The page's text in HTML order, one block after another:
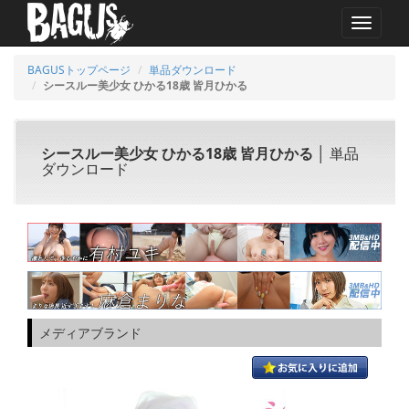
MENU
BAGUSトップページ
単品ダウンロード
シースルー美少女 ひかる18歳 皆月ひかる
シースルー美少女 ひかる18歳 皆月ひかる │ 単品
ダウンロード
メディアブランド